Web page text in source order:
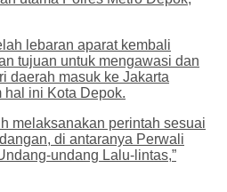
lebaran aparat kembali
tujuan untuk mengawasi dan
daerah masuk ke Jakarta
hal ini Kota Depok.
melaksanakan perintah sesuai
di antaranya Perwali
undang Lalu-lintas,”